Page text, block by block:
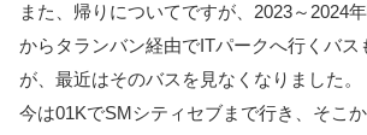
また、帰りについてですが、2023～2024
からタランバン経由でITパークへ行くバス
が、最近はそのバスを見なくなりました。
今は01KでSMシティセブまで行き、そこ